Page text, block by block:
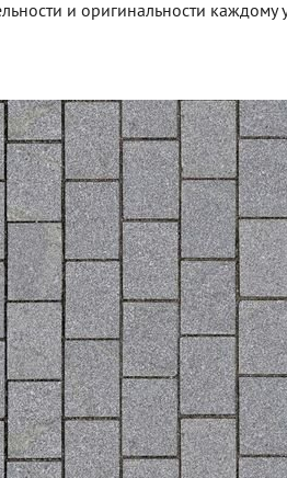
и оригинальности каждому